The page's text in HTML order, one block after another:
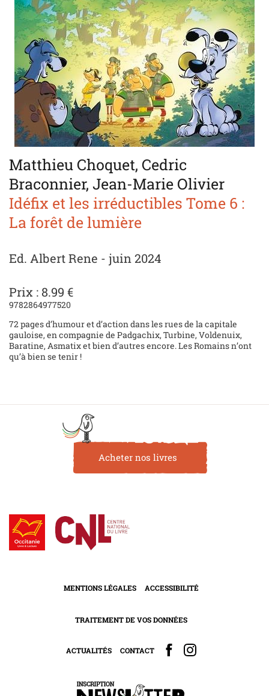
Matthieu Choquet, Cedric
Braconnier, Jean-Marie Olivier
Idéfix et les irréductibles Tome 6 :
La forêt de lumière
Ed. Albert Rene - juin 2024
Prix : 8.99 €
9782864977520
72 pages d’humour et d’action dans les rues de la capitale
gauloise, en compagnie de Padgachix, Turbine, Voldenuix,
Baratine, Asmatix et bien d’autres encore. Les Romains n’ont
qu’à bien se tenir !
Acheter nos livres
MENTIONS LÉGALES ACCESSIBILITÉ
TRAITEMENT DE VOS DONNÉES
ACTUALITÉS CONTACT